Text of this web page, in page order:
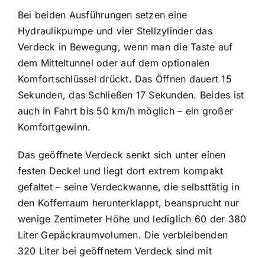
Bei beiden Ausführungen setzen eine
Hydraulikpumpe und vier Stellzylinder das
Verdeck in Bewegung, wenn man die Taste auf
dem Mitteltunnel oder auf dem optionalen
Komfortschlüssel drückt. Das Öffnen dauert 15
Sekunden, das Schließen 17 Sekunden. Beides ist
auch in Fahrt bis 50 km/h möglich – ein großer
Komfortgewinn.
Das geöffnete Verdeck senkt sich unter einen
festen Deckel und liegt dort extrem kompakt
gefaltet – seine Verdeckwanne, die selbsttätig in
den Kofferraum herunterklappt, beansprucht nur
wenige Zentimeter Höhe und lediglich 60 der 380
Liter Gepäckraumvolumen. Die verbleibenden
320 Liter bei geöffnetem Verdeck sind mit